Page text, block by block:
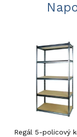
Regál 5-policový